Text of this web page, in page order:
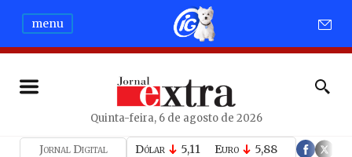
menu
Quinta-feira, 6 de agosto de 2026
Jornal Digital Dólar 5,11 Euro 5,88